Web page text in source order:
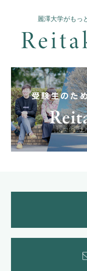
麗澤大学がもっ